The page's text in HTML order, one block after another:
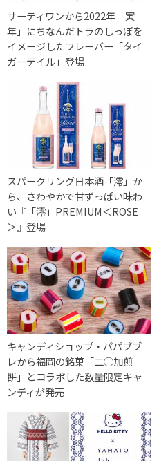
サーティワンから2022年「寅
年」にちなんだトラのしっぽを
イメージしたフレーバー「タイ
ガーテイル」登場
スパークリング日本酒「澪」か
ら、さわやかで甘ずっぱい味わ
い『「澪」PREMIUM＜ROSE
＞』登場
キャンディショップ・パパブブ
レから福岡の銘菓「二◯加煎
餅」とコラボした数量限定キャ
ンディが発売